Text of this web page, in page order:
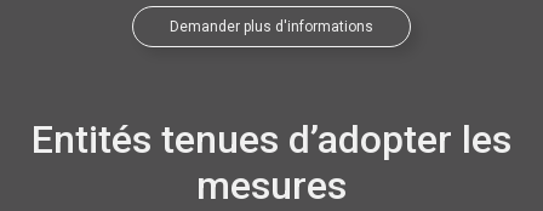
Demander plus d'informations
Entités tenues d’adopter les
mesures